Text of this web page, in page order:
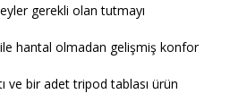
gerekli olan tutmayı
hantal olmadan gelişmiş konfor
ve bir adet tripod tablası ürün